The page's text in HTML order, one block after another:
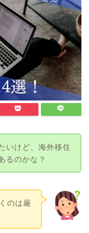
いけど、海外移住
るのかな？
のは厳